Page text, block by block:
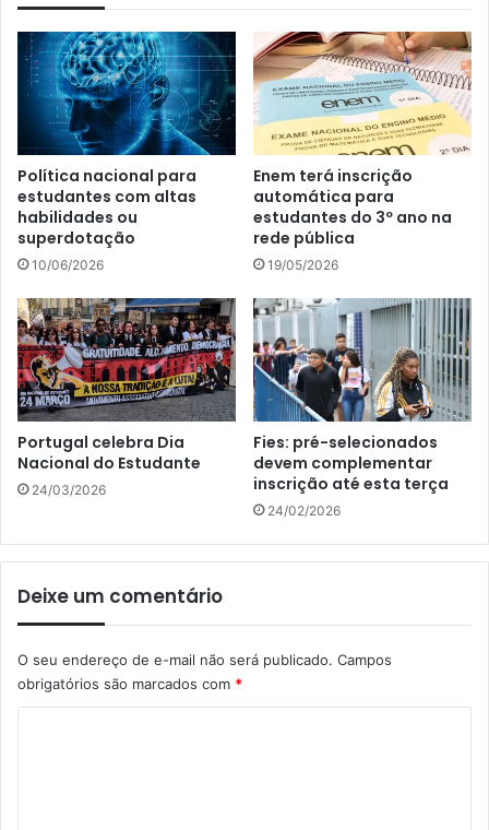
Política nacional para
estudantes com altas
habilidades ou
superdotação
10/06/2026
Enem terá inscrição
automática para
estudantes do 3º ano na
rede pública
19/05/2026
Portugal celebra Dia
Nacional do Estudante
24/03/2026
Fies: pré-selecionados
devem complementar
inscrição até esta terça
24/02/2026
Deixe um comentário
O seu endereço de e-mail não será publicado. Campos
obrigatórios são marcados com *